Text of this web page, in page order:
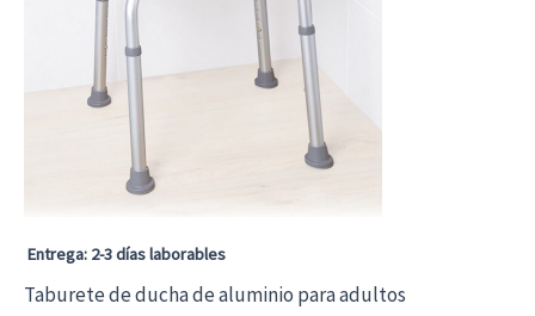
Entrega: 2-3 días laborables
Taburete de ducha de aluminio para adultos